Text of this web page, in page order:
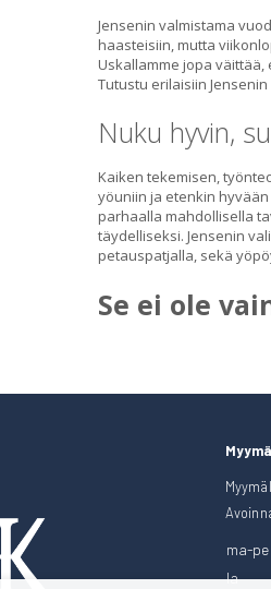
Jensenin valmistama
haasteisiin, mutta
Uskallamme jopa
Tutustu erilaisiin
Nuku hyvin,
Kaiken tekemisen,
yöuniin ja etenkin
parhaalla mahdollisella
täydelliseksi. Jensenin
petauspatjalla, sekä
Se ei ole
ma-pe
la